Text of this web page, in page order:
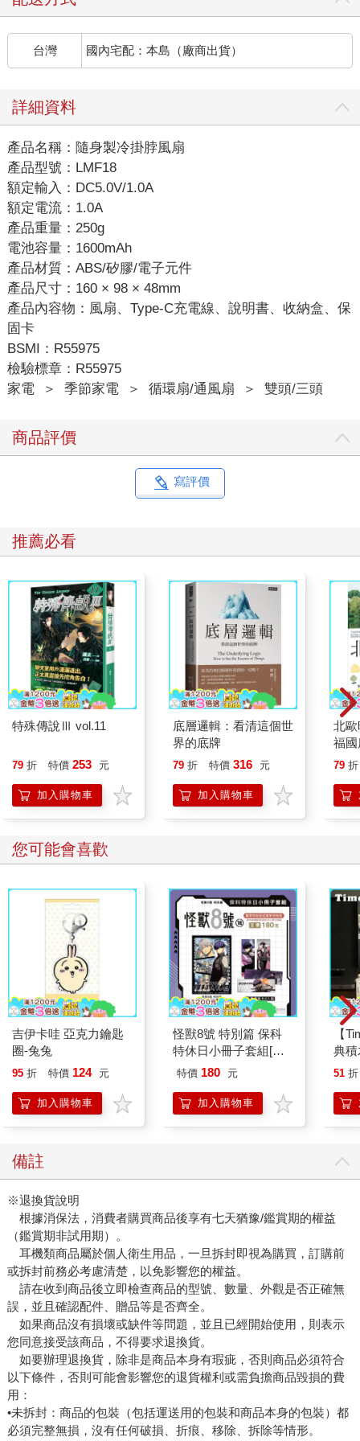
台灣 國內宅配：本島（廠商出貨）
詳細資料
產品名稱：隨身製冷掛脖風扇
產品型號：LMF18
額定輸入：DC5.0V/1.0A
額定電流：1.0A
產品重量：250g
電池容量：1600mAh
產品材質：ABS/矽膠/電子元件
產品尺寸：160 × 98 × 48mm
產品內容物：風扇、Type-C充電線、說明書、收納盒、保
固卡
BSMI：R55975
檢驗標章：R55975
家電
＞ 季節家電 ＞ 循環扇/通風扇 ＞ 雙頭/三頭
商品評價
寫評價
推薦必看
特殊傳說Ⅲ vol.11
79 折 特價 253 元
加入購物車
底層邏輯：看清這個世
界的底牌
79 折 特價 316 元
加入購物車
北
福
79 折
您可能會喜歡
吉伊卡哇 亞克力鑰匙
圈-兔兔
95 折 特價 124 元
加入購物車
怪獸8號 特別篇 保科
特休日小冊子套組[限
加購]
特價 180 元
加入購物車
【
典
51 折
備註
※退換貨說明
根據消保法，消費者購買商品後享有七天猶豫/鑑賞期的權益
（鑑賞期非試用期）。
耳機類商品屬於個人衛生用品，一旦拆封即視為購買，訂購前
或拆封前務必考慮清楚，以免影響您的權益。
請在收到商品後立即檢查商品的型號、數量、外觀是否正確無
誤，並且確認配件、贈品等是否齊全。
如果商品沒有損壞或缺件等問題，並且已經開始使用，則表示
您同意接受該商品，不得要求退換貨。
如要辦理退換貨，除非是商品本身有瑕疵，否則商品必須符合
以下條件，否則可能會影響您的退貨權利或需負擔商品毀損的費
用：
•未拆封：商品的包裝（包括運送用的包裝和商品本身的包裝）都
必須完整無損，沒有任何破損、折痕、移除、拆除等情形。